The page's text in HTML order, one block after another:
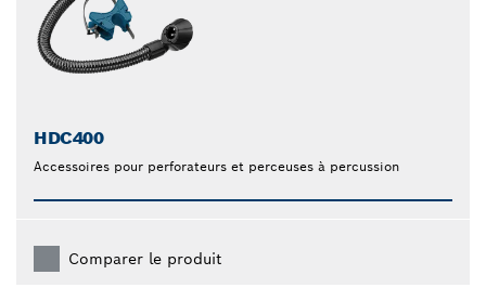
HDC400
Accessoires pour perforateurs et perceuses à percussion
Comparer le produit